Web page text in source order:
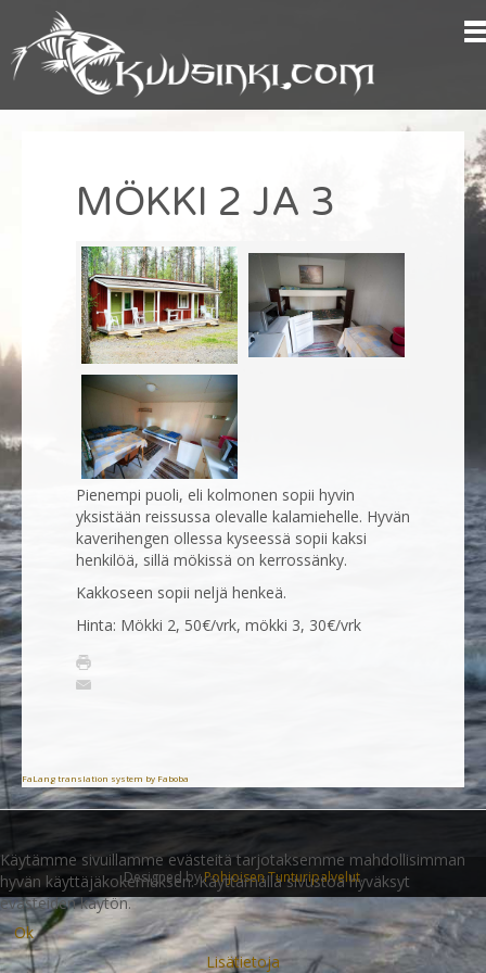
MÖKKI 2 JA 3
Pienempi puoli, eli kolmonen sopii hyvin
yksistään reissussa olevalle kalamiehelle. Hyvän
kaverihengen ollessa kyseessä sopii kaksi
henkilöä, sillä mökissä on kerrossänky.
Kakkoseen sopii neljä henkeä.
Hinta: Mökki 2, 50€/vrk, mökki 3, 30€/vrk
FaLang translation system by Faboba
Designed byPohjoisen Tunturipalvelut.
Käytämme sivuillamme evästeitä tarjotaksemme mahdollisimman
hyvän käyttäjäkokemuksen. Käyttämällä sivustoa hyväksyt
evästeiden käytön.
Ok
Lisätietoja